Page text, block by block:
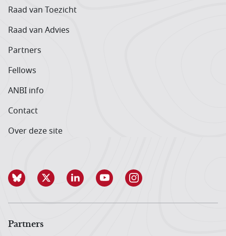
Raad van Toezicht
Raad van Advies
Partners
Fellows
ANBI info
Contact
Over deze site
Partners